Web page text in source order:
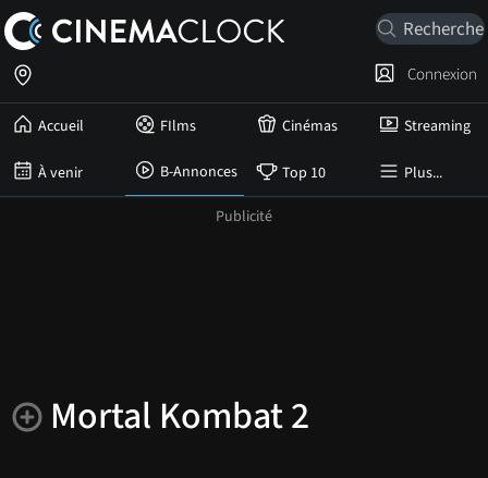
Accueil FIlms Cinémas Streaming
À venir B-Annonces Top 10 Plus...
Connexion
Mortal Kombat 2